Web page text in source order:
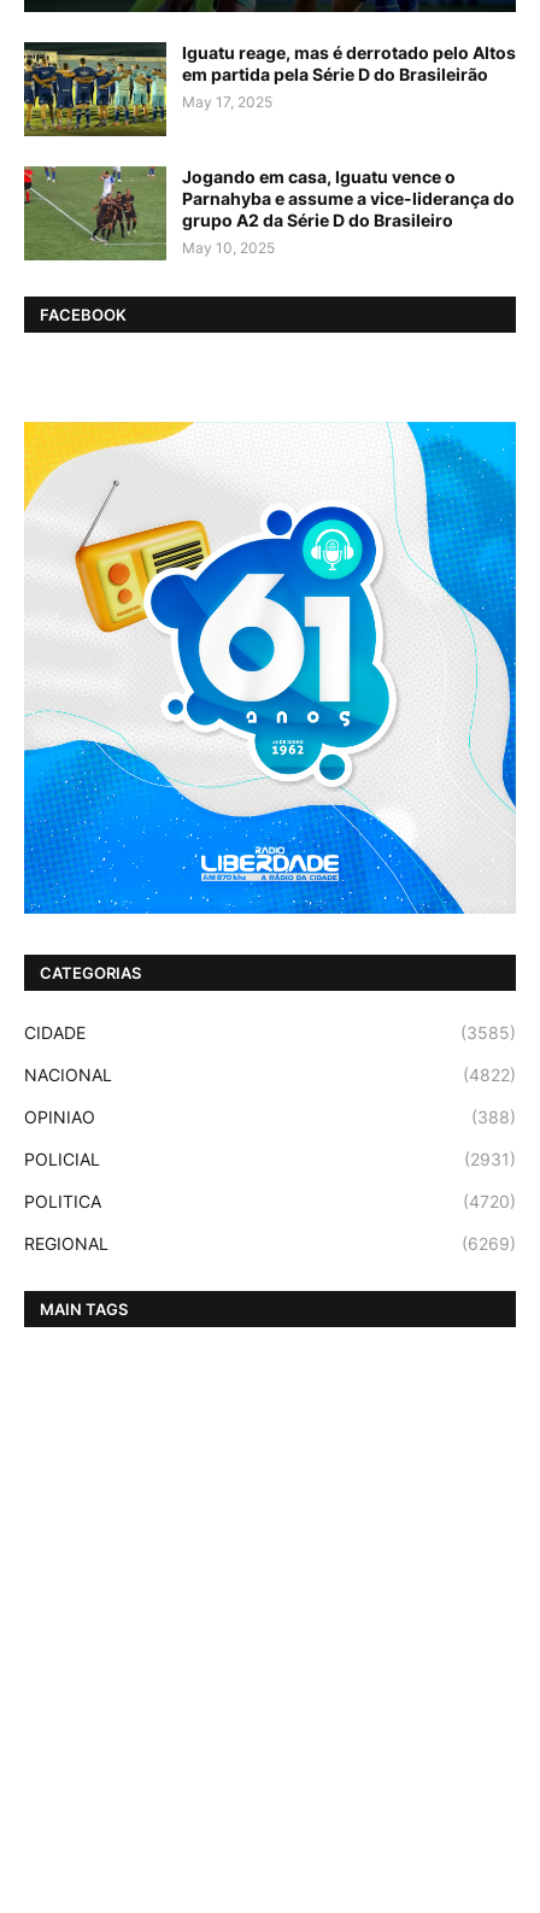
Iguatu reage, mas é derrotado pelo Altos
em partida pela Série D do Brasileirão
May 17, 2025
Jogando em casa, Iguatu vence o
Parnahyba e assume a vice-liderança do
grupo A2 da Série D do Brasileiro
May 10, 2025
FACEBOOK
CATEGORIAS
CIDADE (3585)
NACIONAL (4822)
OPINIAO (388)
POLICIAL (2931)
POLITICA (4720)
REGIONAL (6269)
MAIN TAGS